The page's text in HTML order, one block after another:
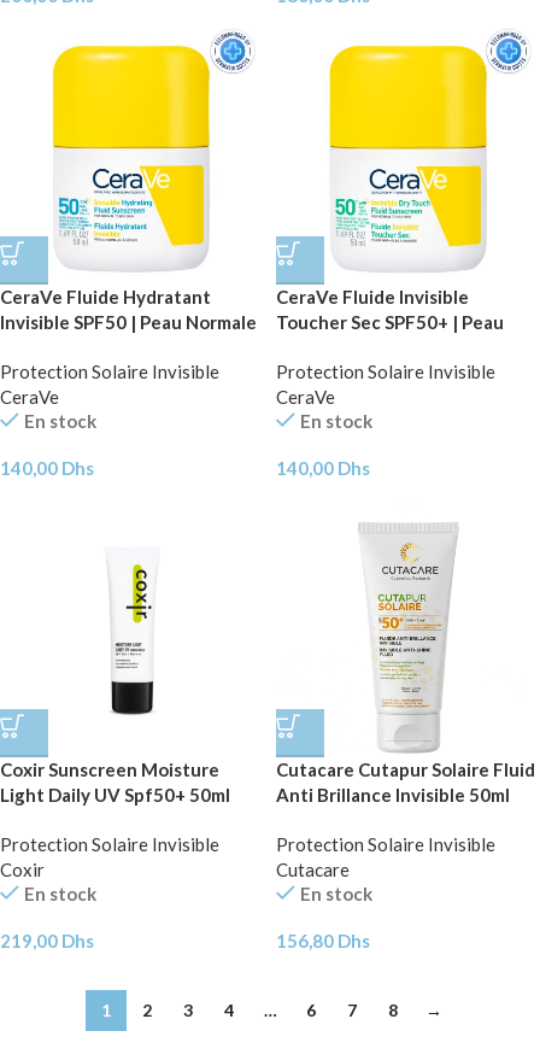
CeraVe Fluide Hydratant
Invisible SPF50 | Peau Normale
Protection Solaire Invisible
CeraVe
En stock
140,00 Dhs
CeraVe Fluide Invisible
Toucher Sec SPF50+ | Peau
acnéique | 50ml
Protection Solaire Invisible
CeraVe
En stock
140,00 Dhs
Coxir Sunscreen Moisture
Light Daily UV Spf50+ 50ml
Protection Solaire Invisible
Coxir
En stock
219,00 Dhs
Cutacare Cutapur Solaire Fluid
Anti Brillance Invisible 50ml
Protection Solaire Invisible
Cutacare
En stock
156,80 Dhs
1 2 3 4 … 6 7 8 →